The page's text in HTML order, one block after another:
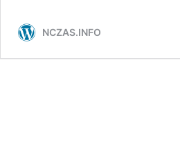
NCZAS.INFO